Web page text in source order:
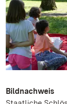
Bildnachweis